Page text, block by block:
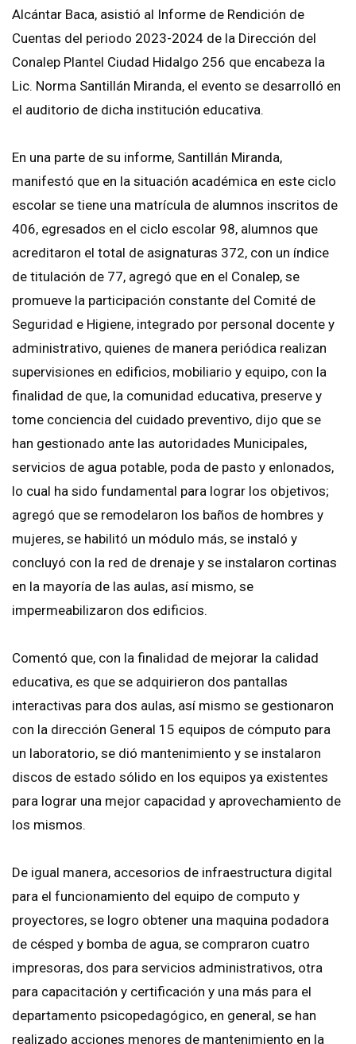
Alcántar Baca, asistió al Informe de Rendición de
Cuentas del periodo 2023-2024 de la Dirección del
Conalep Plantel Ciudad Hidalgo 256 que encabeza la
Lic. Norma Santillán Miranda, el evento se desarrolló en
el auditorio de dicha institución educativa.
En una parte de su informe, Santillán Miranda,
manifestó que en la situación académica en este ciclo
escolar se tiene una matrícula de alumnos inscritos de
406, egresados en el ciclo escolar 98, alumnos que
acreditaron el total de asignaturas 372, con un índice
de titulación de 77, agregó que en el Conalep, se
promueve la participación constante del Comité de
Seguridad e Higiene, integrado por personal docente y
administrativo, quienes de manera periódica realizan
supervisiones en edificios, mobiliario y equipo, con la
finalidad de que, la comunidad educativa, preserve y
tome conciencia del cuidado preventivo, dijo que se
han gestionado ante las autoridades Municipales,
servicios de agua potable, poda de pasto y enlonados,
lo cual ha sido fundamental para lograr los objetivos;
agregó que se remodelaron los baños de hombres y
mujeres, se habilitó un módulo más, se instaló y
concluyó con la red de drenaje y se instalaron cortinas
en la mayoría de las aulas, así mismo, se
impermeabilizaron dos edificios.
Comentó que, con la finalidad de mejorar la calidad
educativa, es que se adquirieron dos pantallas
interactivas para dos aulas, así mismo se gestionaron
con la dirección General 15 equipos de cómputo para
un laboratorio, se dió mantenimiento y se instalaron
discos de estado sólido en los equipos ya existentes
para lograr una mejor capacidad y aprovechamiento de
los mismos.
De igual manera, accesorios de infraestructura digital
para el funcionamiento del equipo de computo y
proyectores, se logro obtener una maquina podadora
de césped y bomba de agua, se compraron cuatro
impresoras, dos para servicios administrativos, otra
para capacitación y certificación y una más para el
departamento psicopedagógico, en general, se han
realizado acciones menores de mantenimiento en la